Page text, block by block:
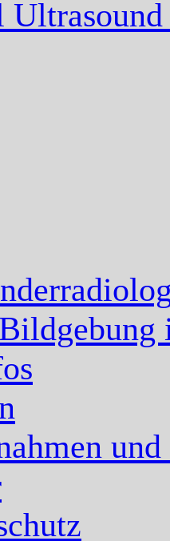
Ultrasound